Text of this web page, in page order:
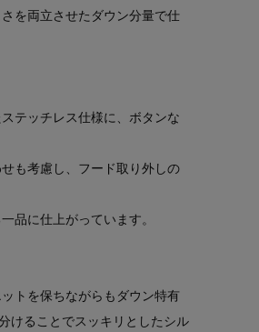
を両立させたダウン分量で仕
テッチレス仕様に、ボタンな
も考慮し、フード取り外しの
品に仕上がっています。
トを保ちながらもダウン特有
けることでスッキリとしたシル